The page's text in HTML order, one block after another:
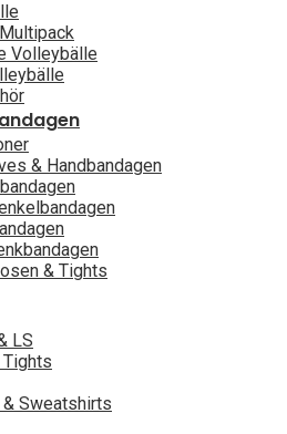
Volleybälle
& Handbandagen
& Tights
LS
Sweatshirts